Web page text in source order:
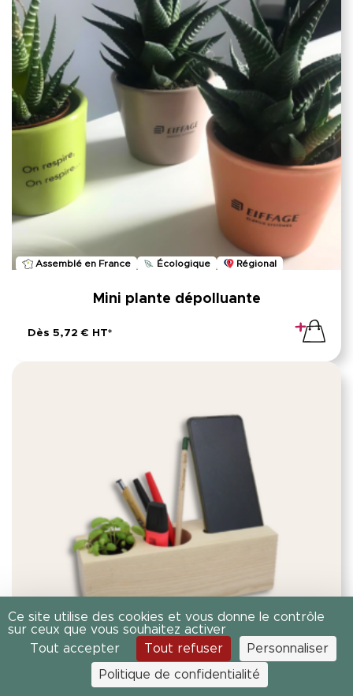
Assemblé en France Écologique Régional
Mini plante dépolluante
Dès 5,72 € HT*
Ce site utilise des cookies et vous donne le contrôle
sur ceux que vous souhaitez activer
Tout accepter
Tout refuser Personnaliser
Politique de confidentialité